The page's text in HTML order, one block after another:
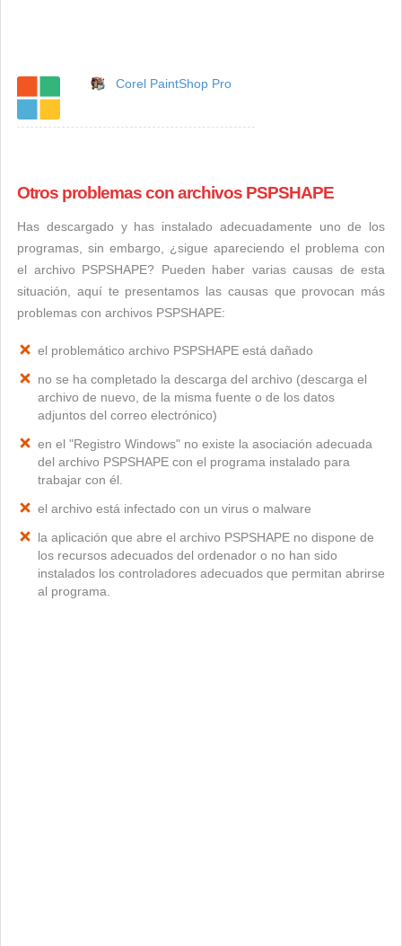
Corel PaintShop Pro
Otros problemas con archivos PSPSHAPE
Has descargado y has instalado adecuadamente uno de los
programas, sin embargo, ¿sigue apareciendo el problema con
el archivo PSPSHAPE? Pueden haber varias causas de esta
situación, aquí te presentamos las causas que provocan más
problemas con archivos PSPSHAPE:
el problemático archivo PSPSHAPE está dañado
no se ha completado la descarga del archivo (descarga el
archivo de nuevo, de la misma fuente o de los datos
adjuntos del correo electrónico)
en el "Registro Windows" no existe la asociación adecuada
del archivo PSPSHAPE con el programa instalado para
trabajar con él.
el archivo está infectado con un virus o malware
la aplicación que abre el archivo PSPSHAPE no dispone de
los recursos adecuados del ordenador o no han sido
instalados los controladores adecuados que permitan abrirse
al programa.